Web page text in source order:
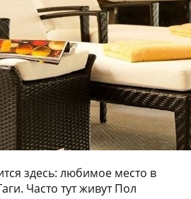
здесь: любимое место в
Часто тут живут Пол